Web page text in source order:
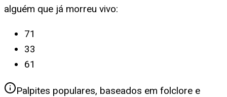
alguém que já morreu vivo:
71
33
61
Palpites populares, baseados em folclore e